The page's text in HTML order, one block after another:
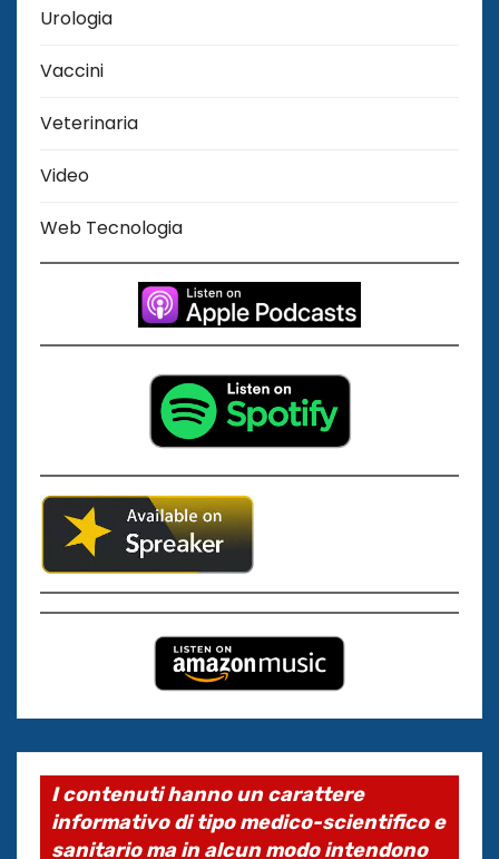
Urologia
Vaccini
Veterinaria
Video
Web Tecnologia
I contenuti hanno un carattere
informativo di tipo medico-scientifico e
sanitario ma in alcun modo intendono